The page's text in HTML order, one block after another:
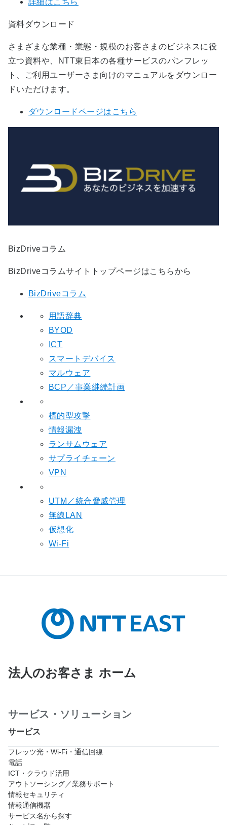
詳細はこちら
資料ダウンロード
さまざまな業種・業態・規模のお客さまのビジネスに役
立つ資料や、NTT東日本の各種サービスのパンフレッ
ト、ご利用ユーザーさま向けのマニュアルをダウンロー
ドいただけます。
ダウンロードページはこちら
BizDriveコラム
BizDriveコラムサイトトップページはこちらから
BizDriveコラム
用語辞典
BYOD
ICT
スマートデバイス
マルウェア
BCP／事業継続計画
標的型攻撃
情報漏洩
ランサムウェア
サプライチェーン
VPN
UTM／統合脅威管理
無線LAN
仮想化
Wi-Fi
法人のお客さま ホーム
サービス・ソリューション
サービス
フレッツ光・Wi-Fi・通信回線
電話
ICT・クラウド活用
アウトソーシング／業務サポート
情報セキュリティ
情報通信機器
サービス名から探す